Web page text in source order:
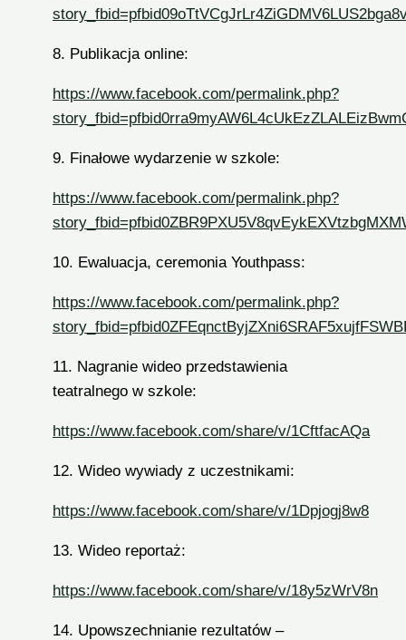
8. Publikacja online:
https://www.facebook.com/permalink.php?
9. Finałowe wydarzenie w szkole:
https://www.facebook.com/permalink.php?
10. Ewaluacja, ceremonia Youthpass:
https://www.facebook.com/permalink.php?
11. Nagranie wideo przedstawienia
teatralnego w szkole:
https://www.facebook.com/share/v/1CftfacAQa
12. Wideo wywiady z uczestnikami:
https://www.facebook.com/share/v/1Dpjogj8w8
13. Wideo reportaż:
https://www.facebook.com/share/v/18y5zWrV8n
14. Upowszechnianie rezultatów –